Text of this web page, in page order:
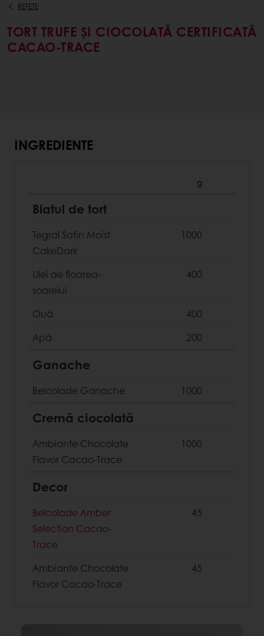
REȚETE
TORT TRUFE ȘI CIOCOLATĂ CERTIFICATĂ
CACAO-TRACE
INGREDIENTE
g
Blatul de tort
Tegral Satin Moist
CakeDark
1000
Ulei de floarea-
soarelui
400
Ouă
400
Apă
200
Ganache
Belcolade Ganache 1000
Cremă ciocolată
Ambiante Chocolate
Flavor Cacao-Trace
1000
Decor
Belcolade Amber
Selection Cacao-
Trace
45
Ambiante Chocolate
Flavor Cacao-Trace
45